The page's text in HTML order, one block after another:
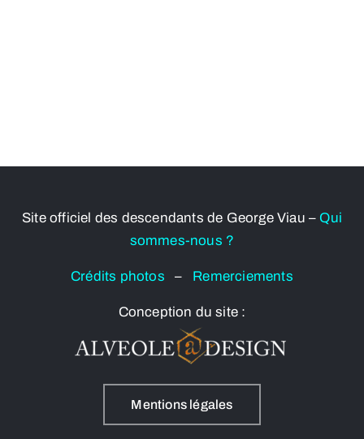
Site officiel des descendants de George Viau – Qui
sommes-nous ?
Crédits photos– Remerciements
Conception du site :
Mentions légales